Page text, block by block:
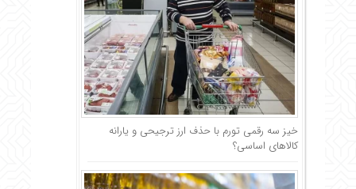
خیز سه رقمی تورم با حذف ارز ترجیحی و یارانه
کالاهای اساسی؟